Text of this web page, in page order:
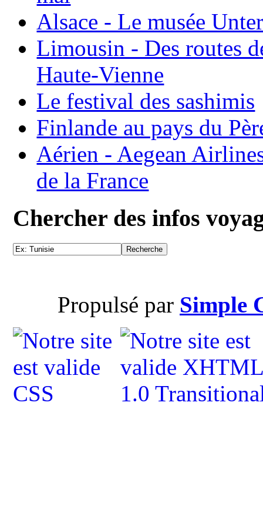
Alsace - Le musée
Limousin - Des routes
Haute-Vienne
Le festival des sashimis
Finlande au pays du
Aérien - Aegean
de la France
Chercher des infos
Propulsé par Simple